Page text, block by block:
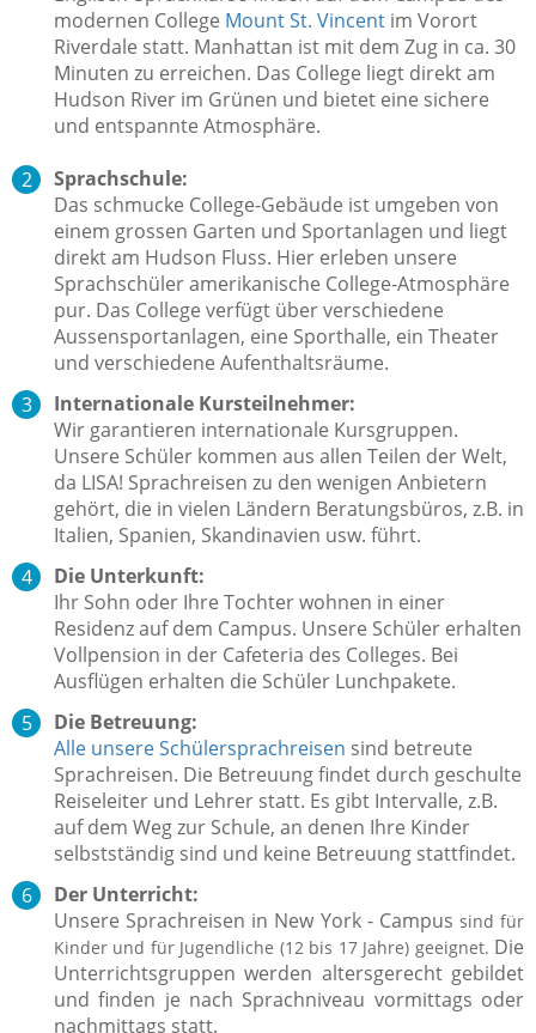
modernen College Mount St. Vincent im Vorort
Riverdale statt. Manhattan ist mit dem Zug in ca. 30
Minuten zu erreichen. Das College liegt direkt am
Hudson River im Grünen und bietet eine sichere
und entspannte Atmosphäre.
Sprachschule:
Das schmucke College-Gebäude ist umgeben von
einem grossen Garten und Sportanlagen und liegt
direkt am Hudson Fluss. Hier erleben unsere
Sprachschüler amerikanische College-Atmosphäre
pur. Das College verfügt über verschiedene
Aussensportanlagen, eine Sporthalle, ein Theater
und verschiedene Aufenthaltsräume.
Internationale Kursteilnehmer:
Wir garantieren internationale Kursgruppen.
Unsere Schüler kommen aus allen Teilen der Welt,
da LISA! Sprachreisen zu den wenigen Anbietern
gehört, die in vielen Ländern Beratungsbüros, z.B. in
Italien, Spanien, Skandinavien usw. führt.
Die Unterkunft:
Ihr Sohn oder Ihre Tochter wohnen in einer
Residenz auf dem Campus. Unsere Schüler erhalten
Vollpension in der Cafeteria des Colleges. Bei
Ausflügen erhalten die Schüler Lunchpakete.
Die Betreuung:
Alle unsere Schülersprachreisen sind betreute
Sprachreisen. Die Betreuung findet durch geschulte
Reiseleiter und Lehrer statt. Es gibt Intervalle, z.B.
auf dem Weg zur Schule, an denen Ihre Kinder
selbstständig sind und keine Betreuung stattfindet.
Der Unterricht:
Unsere Sprachreisen in New York - Campus sind für
Kinder und für Jugendliche (12 bis 17 Jahre) geeignet. Die
Unterrichtsgruppen werden altersgerecht gebildet
und finden je nach Sprachniveau vormittags oder
nachmittags statt.